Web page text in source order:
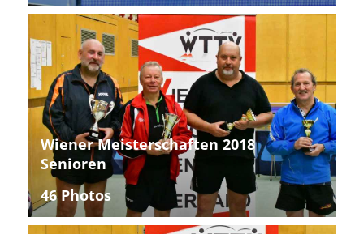
Wiener Meisterschaften 2018
Senioren
46 Photos